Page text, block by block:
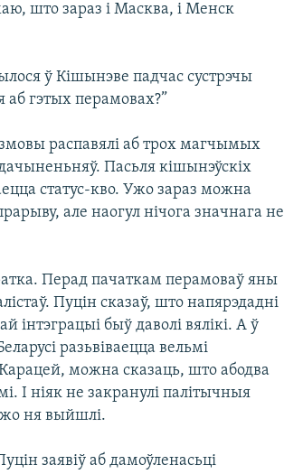
што зараз і Масква, і Менск
ў Кішынэве падчас сустрэчы
гэтых перамовах?”
распавялі аб трох магчымых
Пасьля кішынэўскіх
статус-кво. Ужо зараз можна
але наогул нічога значнага не
Перад пачаткам перамоваў яны
Пуцін сказаў, што напярэдадні
інтэграцыі быў даволі вялікі. А ў
разьвіваецца вельмі
можна сказаць, што абодва
І ніяк не закранулі палітычныя
ня выйшлі.
заявіў аб дамоўленасьці